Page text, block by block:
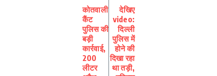
कोतवाली
कैंट
पुलिस की
बड़ी
कार्रवाई,
200
लीटर
देखिए
video:
दिल्ली
पुलिस में
होने की
दिखा रहा
था तड़ी,